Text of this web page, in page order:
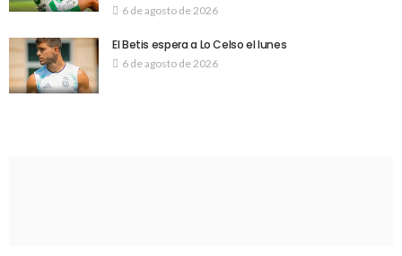
6 de agosto de 2026
El Betis espera a Lo Celso el lunes
6 de agosto de 2026